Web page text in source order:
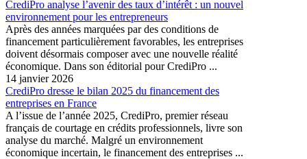
CrediPro analyse l’avenir des taux d’intérêt : un nouvel
environnement pour les entrepreneurs
Après des années marquées par des conditions de
financement particulièrement favorables, les entreprises
doivent désormais composer avec une nouvelle réalité
économique. Dans son éditorial pour CrediPro ...
14 janvier 2026
CrediPro dresse le bilan 2025 du financement des
entreprises en France
A l’issue de l’année 2025, CrediPro, premier réseau
français de courtage en crédits professionnels, livre son
analyse du marché. Malgré un environnement
économique incertain, le financement des entreprises ...